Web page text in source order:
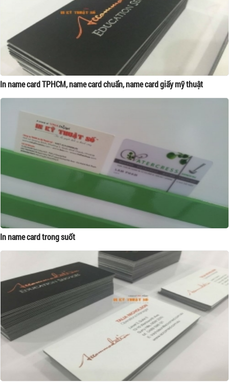
In name card TPHCM, name card chuẩn, name card giấy mỹ thuật
In name card trong suốt